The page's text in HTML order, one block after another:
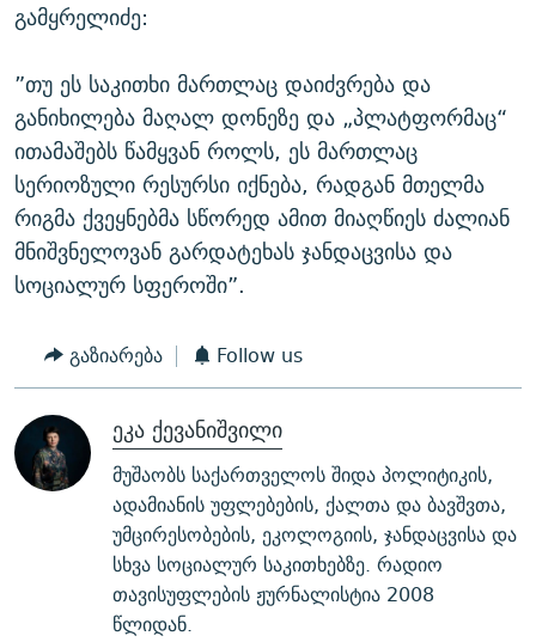
გამყრელიძე:
”თუ ეს საკითხი მართლაც დაიძვრება და
განიხილება მაღალ დონეზე და „პლატფორმაც“
ითამაშებს წამყვან როლს, ეს მართლაც
სერიოზული რესურსი იქნება, რადგან მთელმა
რიგმა ქვეყნებმა სწორედ ამით მიაღწიეს ძალიან
მნიშვნელოვან გარდატეხას ჯანდაცვისა და
სოციალურ სფეროში”.
გაზიარება Follow us
ეკა ქევანიშვილი
მუშაობს საქართველოს შიდა პოლიტიკის,
ადამიანის უფლებების, ქალთა და ბავშვთა,
უმცირესობების, ეკოლოგიის, ჯანდაცვისა და
სხვა სოციალურ საკითხებზე. რადიო
თავისუფლების ჟურნალისტია 2008
წლიდან.